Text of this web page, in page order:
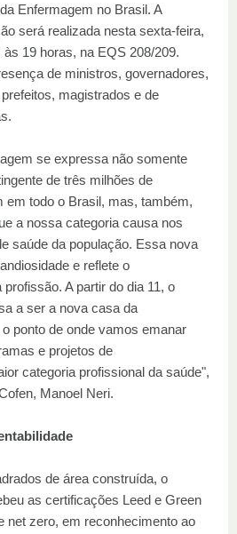
Enfermagem no Brasil. A
será realizada nesta sexta-feira,
às 19 horas, na EQS 208/209.
de ministros, governadores,
magistrados e de
se expressa não somente
de três milhões de
em todo o Brasil, mas, também,
a nossa categoria causa nos
saúde da população. Essa nova
e reflete o
A partir do dia 11, o
a ser a nova casa da
ponto de onde vamos emanar
e projetos de
categoria profissional da saúde",
Manoel Neri.
de área construída, o
as certificações Leed e Green
net zero, em reconhecimento ao